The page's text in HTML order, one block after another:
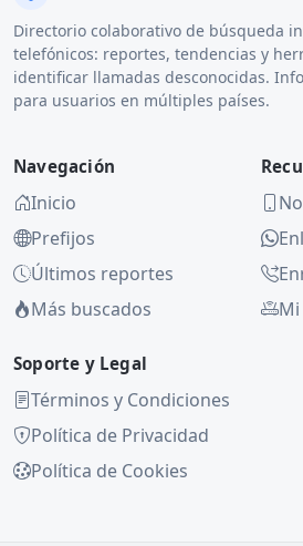
Directorio colaborativo de búsqueda
telefónicos: reportes, tendencias y
identificar llamadas desconocidas.
para usuarios en múltiples países.
Navegación
Inicio
Prefijos
Últimos reportes
Más buscados
Mi
Soporte y Legal
Términos y Condiciones
Política de Privacidad
Política de Cookies